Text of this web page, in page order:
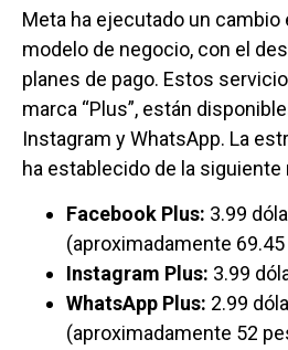
Meta ha ejecutado un
modelo de negocio, con el
planes de pago. Estos
marca “Plus”, están
Instagram y WhatsApp. La
ha establecido de la siguiente
Facebook Plus: 3.99
(aproximadamente
Instagram Plus: 3.99
WhatsApp Plus: 2.99
(aproximadamente 52